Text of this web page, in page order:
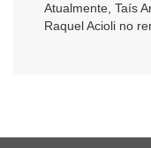
Atualmente, Taís
Raquel Acioli no